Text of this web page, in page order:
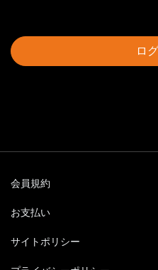
ロ
会員規約
お支払い
サイトポリシー